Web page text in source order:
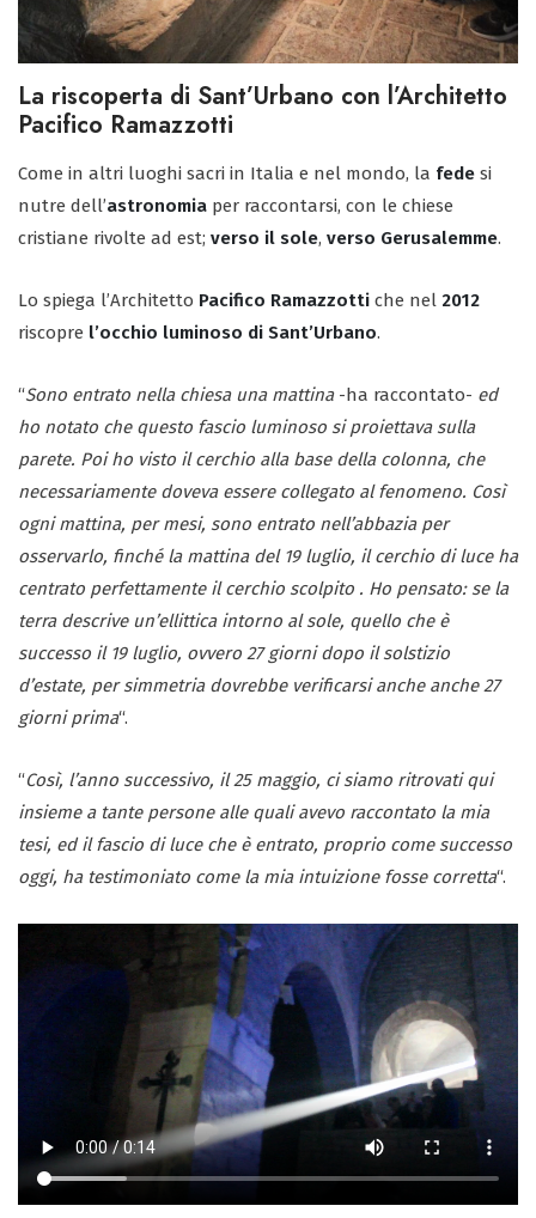
La riscoperta di Sant’Urbano con l’Architetto
Pacifico Ramazzotti
Come in altri luoghi sacri in Italia e nel mondo, la fede si
nutre dell’astronomia per raccontarsi, con le chiese
cristiane rivolte ad est; verso il sole, verso Gerusalemme.
Lo spiega l’Architetto Pacifico Ramazzotti che nel 2012
riscopre l’occhio luminoso di Sant’Urbano.
“Sono entrato nella chiesa una mattina-ha raccontato- ed
ho notato che questo fascio luminoso si proiettava sulla
parete. Poi ho visto il cerchio alla base della colonna, che
necessariamente doveva essere collegato al fenomeno. Così
ogni mattina, per mesi, sono entrato nell’abbazia per
osservarlo, finché la mattina del 19 luglio, il cerchio di luce ha
centrato perfettamente il cerchio scolpito . Ho pensato: se la
terra descrive un’ellittica intorno al sole, quello che è
successo il 19 luglio, ovvero 27 giorni dopo il solstizio
d’estate, per simmetria dovrebbe verificarsi anche anche 27
giorni prima“.
“Così, l’anno successivo, il 25 maggio, ci siamo ritrovati qui
insieme a tante persone alle quali avevo raccontato la mia
tesi, ed il fascio di luce che è entrato, proprio come successo
oggi, ha testimoniato come la mia intuizione fosse corretta“.